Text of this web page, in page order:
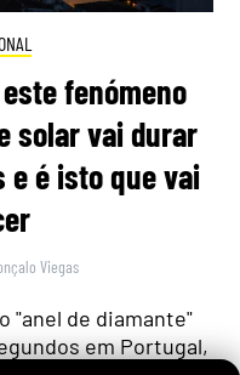
fenómeno
solar vai durar
e é isto que vai
Viegas
"anel de diamante"
em Portugal,